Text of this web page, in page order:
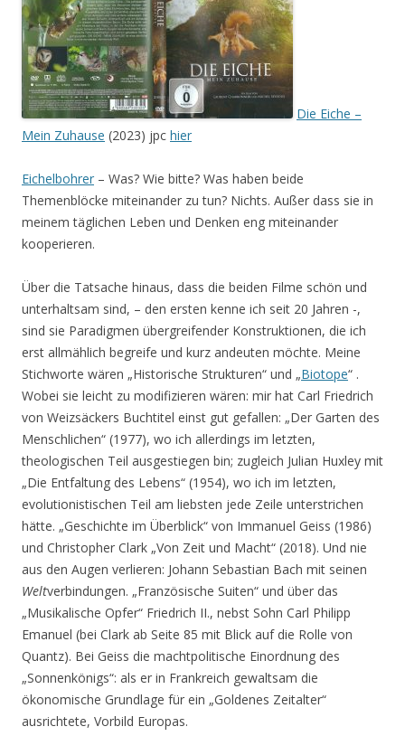
Die Eiche –
Mein Zuhause (2023) jpc hier
Eichelbohrer – Was? Wie bitte? Was haben beide
Themenblöcke miteinander zu tun? Nichts. Außer dass sie in
meinem täglichen Leben und Denken eng miteinander
kooperieren.
Über die Tatsache hinaus, dass die beiden Filme schön und
unterhaltsam sind, – den ersten kenne ich seit 20 Jahren -,
sind sie Paradigmen übergreifender Konstruktionen, die ich
erst allmählich begreife und kurz andeuten möchte. Meine
Stichworte wären „Historische Strukturen“ und „Biotope“ .
Wobei sie leicht zu modifizieren wären: mir hat Carl Friedrich
von Weizsäckers Buchtitel einst gut gefallen: „Der Garten des
Menschlichen“ (1977), wo ich allerdings im letzten,
theologischen Teil ausgestiegen bin; zugleich Julian Huxley mit
„Die Entfaltung des Lebens“ (1954), wo ich im letzten,
evolutionistischen Teil am liebsten jede Zeile unterstrichen
hätte. „Geschichte im Überblick“ von Immanuel Geiss (1986)
und Christopher Clark „Von Zeit und Macht“ (2018). Und nie
aus den Augen verlieren: Johann Sebastian Bach mit seinen
Weltverbindungen. „Französische Suiten“ und über das
„Musikalische Opfer“ Friedrich II., nebst Sohn Carl Philipp
Emanuel (bei Clark ab Seite 85 mit Blick auf die Rolle von
Quantz). Bei Geiss die machtpolitische Einordnung des
„Sonnenkönigs“: als er in Frankreich gewaltsam die
ökonomische Grundlage für ein „Goldenes Zeitalter“
ausrichtete, Vorbild Europas.